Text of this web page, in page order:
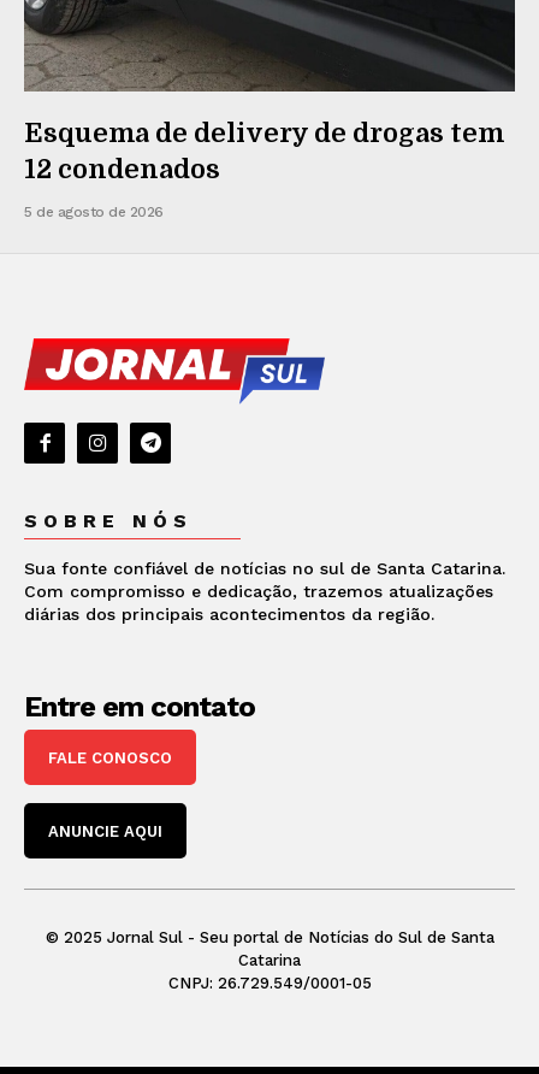
Esquema de delivery de drogas tem
12 condenados
5 de agosto de 2026
SOBRE NÓS
Sua fonte confiável de notícias no sul de Santa Catarina.
Com compromisso e dedicação, trazemos atualizações
diárias dos principais acontecimentos da região.
Entre em contato
FALE CONOSCO
ANUNCIE AQUI
© 2025 Jornal Sul - Seu portal de Notícias do Sul de Santa
Catarina
CNPJ: 26.729.549/0001-05